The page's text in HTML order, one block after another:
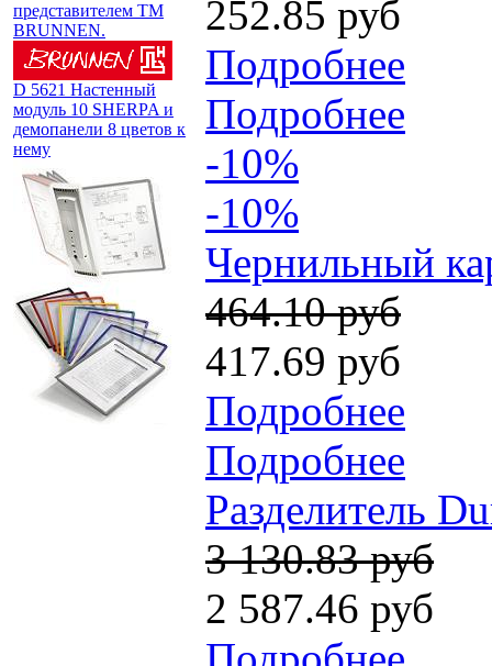
представителем TM
BRUNNEN.
D 5621 Настенный
модуль 10 SHERPA и
демопанели 8 цветов к
нему
252.85 руб
Подробнее
Подробнее
-10%
-10%
Чернильный
464.10 руб
417.69 руб
Подробнее
Подробнее
Разделитель
3 130.83 руб
2 587.46 руб